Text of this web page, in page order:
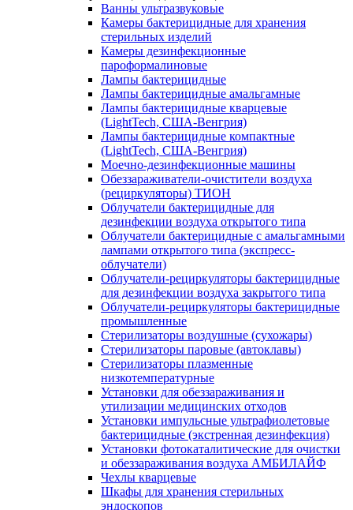
Ванны ультразвуковые
Камеры бактерицидные для хранения
стерильных изделий
Камеры дезинфекционные
пароформалиновые
Лампы бактерицидные
Лампы бактерицидные амальгамные
Лампы бактерицидные кварцевые
(LightTech, США-Венгрия)
Лампы бактерицидные компактные
(LightTech, США-Венгрия)
Моечно-дезинфекционные машины
Обеззараживатели-очистители воздуха
(рециркуляторы) ТИОН
Облучатели бактерицидные для
дезинфекции воздуха открытого типа
Облучатели бактерицидные с амальгамными
лампами открытого типа (экспресс-
облучатели)
Облучатели-рециркуляторы бактерицидные
для дезинфекции воздуха закрытого типа
Облучатели-рециркуляторы бактерицидные
промышленные
Стерилизаторы воздушные (сухожары)
Стерилизаторы паровые (автоклавы)
Стерилизаторы плазменные
низкотемпературные
Установки для обеззараживания и
утилизации медицинских отходов
Установки импульсные ультрафиолетовые
бактерицидные (экстренная дезинфекция)
Установки фотокаталитические для очистки
и обеззараживания воздуха АМБИЛАЙФ
Чехлы кварцевые
Шкафы для хранения стерильных
эндоскопов